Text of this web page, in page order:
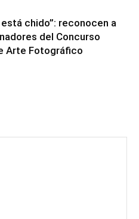
está chido”: reconocen a
del Concurso
Arte Fotográfico